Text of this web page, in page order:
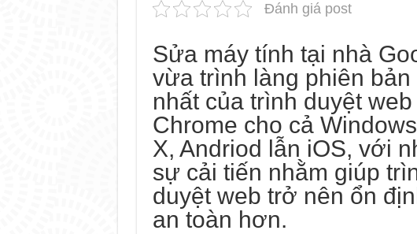
Đánh giá post
Sửa máy tính tại nhà
vừa trình làng phiên bản
nhất của trình duyệt web
Chrome cho cả
X, Andriod lẫn iOS, với
sự cải tiến nhằm giúp
duyệt web trở nên ổn
an toàn hơn.